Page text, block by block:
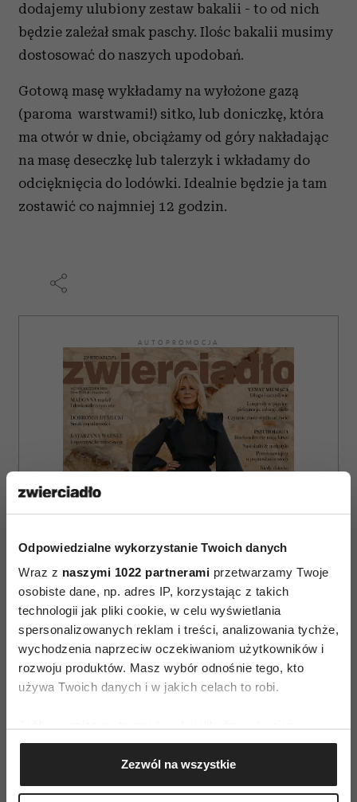
Odpowiedzialne wykorzystanie Twoich danych
Wraz z naszymi 1022 partnerami przetwarzamy Twoje
osobiste dane, np. adres IP, korzystając z takich
technologii jak pliki cookie, w celu wyświetlania
spersonalizowanych reklam i treści, analizowania tychże,
wychodzenia naprzeciw oczekiwaniom użytkowników i
rozwoju produktów. Masz wybór odnośnie tego, kto
używa Twoich danych i w jakich celach to robi.
Gromadzić dane dotyczące Twojej lokalizacji
geograficznej z dokładnością nawet do kilku metrów
Identyfikować Twoje urządzenie, aktywnie
Zezwól na wszystkie
dodajemy ulubiony zestaw bakalii - to od nich
będzie zależał smak paschy. Ilośc bakalii musimy
dostosować do naszych upodobań.
Gotową masę wykładamy na wyłożone gazą
(paroma warstwami!) sitko, lub doniczkę, która
ma otwór w dnie, obciążamy od góry nakładając
na masę deseczkę lub talerzyk i wkładamy do
odcięknięcia do lodówki. Idealnie będzie ja tam
zostawić co najmniej 12 godzin.
AUTOPROMOCJA
ZAMÓW
WYDANIE DRUKOWANE
E-WYDANIE